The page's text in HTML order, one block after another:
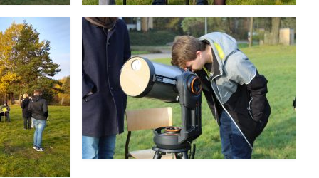
Egzaminy dyplomowe
Praktyki studenckie
Koło naukowe
Absolwenci
Ogłoszenia i dokumenty